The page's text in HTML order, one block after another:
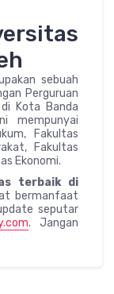
sebuah
Perguruan
Kota Banda
mempunyai
Fakultas
Fakultas
Ekonomi.
terbaik di
bermanfaat
seputar
. Jangan